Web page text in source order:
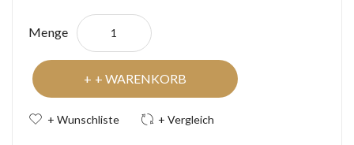
Menge
+ WARENKORB
+ Wunschliste + Vergleich